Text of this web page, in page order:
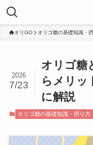
オリGO オリゴ糖の基礎知識・
オリゴ糖
らメリッ
に解説
2026
7/23
オリゴ糖の基礎知識・摂り方